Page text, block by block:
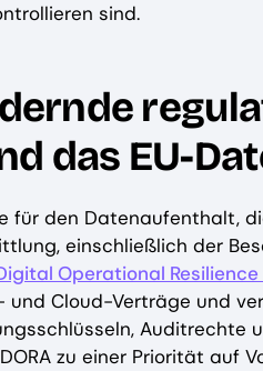
sind.
das EU-
für den Datenaufenthalt,
einschließlich der
Operational Resilience
Cloud-Verträge und
Auditrechte
zu einer Priorität auf